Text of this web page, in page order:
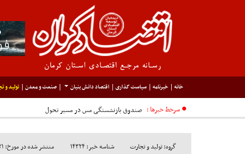
خانه خبرنامه سیاست گذاری اقتصاد دانش بنیان صنعت و معدن تولید و
سرخط خبرها :
گروه: تولید و تجارت شناسه خبر: ۱۴۳۲۴ منتشر شده در مورخ: ۱۴۰۴/۰۳/۲۱